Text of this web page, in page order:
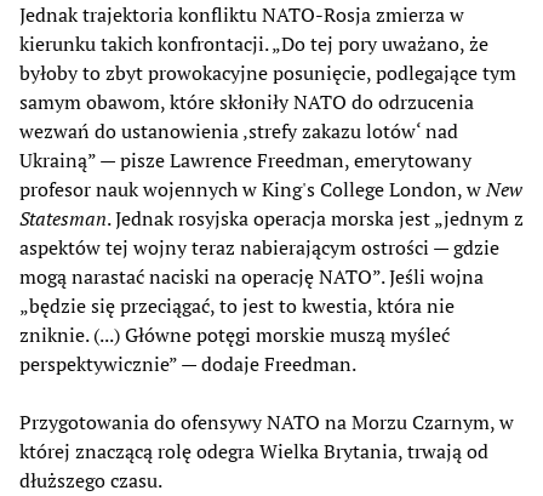
Jednak trajektoria konfliktu NATO-Rosja zmierza w
kierunku takich konfrontacji. „Do tej pory uważano, że
byłoby to zbyt prowokacyjne posunięcie, podlegające tym
samym obawom, które skłoniły NATO do odrzucenia
wezwań do ustanowienia ‚strefy zakazu lotów‘ nad
Ukrainą” — pisze Lawrence Freedman, emerytowany
profesor nauk wojennych w King's College London, wNew
Statesman. Jednak rosyjska operacja morska jest „jednym z
aspektów tej wojny teraz nabierającym ostrości — gdzie
mogą narastać naciski na operację NATO”. Jeśli wojna
„będzie się przeciągać, to jest to kwestia, która nie
zniknie. (...) Główne potęgi morskie muszą myśleć
perspektywicznie” — dodaje Freedman.
Przygotowania do ofensywy NATO na Morzu Czarnym, w
której znaczącą rolę odegra Wielka Brytania, trwają od
dłuższego czasu.